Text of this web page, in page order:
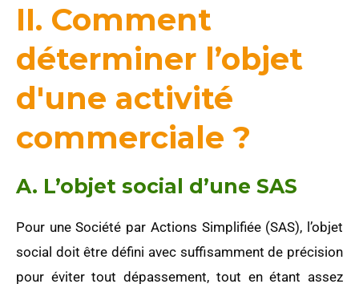
II. Comment
déterminer l’objet
d'une activité
commerciale ?
A. L’objet social d’une SAS
Pour une Société par Actions Simplifiée (SAS), l’objet
social doit être défini avec suffisamment de précision
pour éviter tout dépassement, tout en étant assez